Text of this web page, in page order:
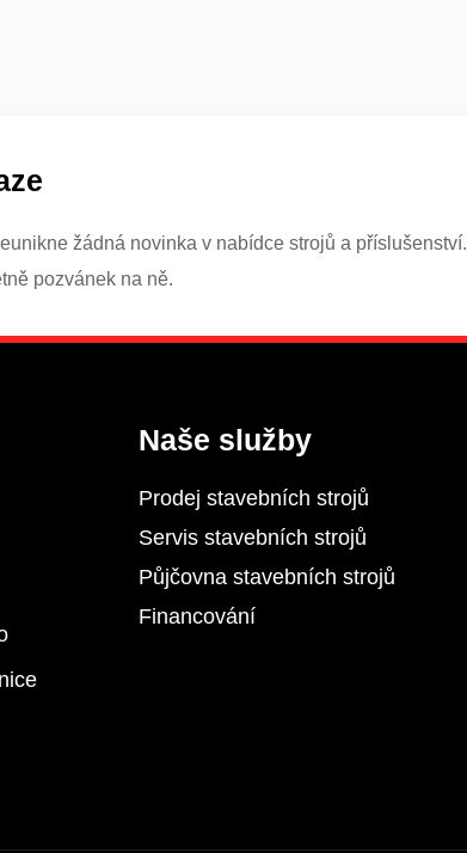
žádná novinka v nabídce strojů a příslušenství.
pozvánek na ně.
Naše služby
Prodej stavebních strojů
Servis stavebních strojů
Půjčovna stavebních strojů
Financování